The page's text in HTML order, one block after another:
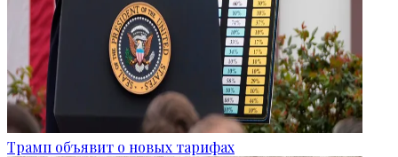
Трамп объявит о новых тарифах